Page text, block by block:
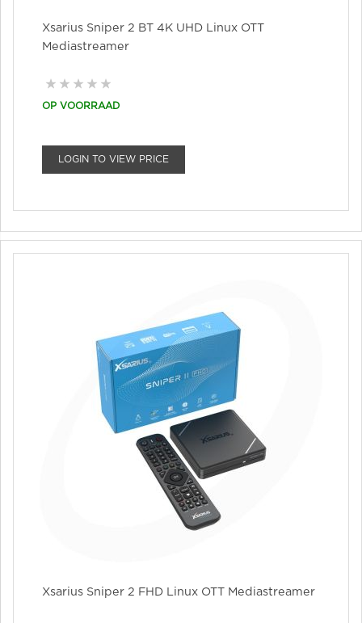
Xsarius Sniper 2 BT 4K UHD Linux OTT
Mediastreamer
OP VOORRAAD
LOGIN TO VIEW PRICE
Xsarius Sniper 2 FHD Linux OTT Mediastreamer